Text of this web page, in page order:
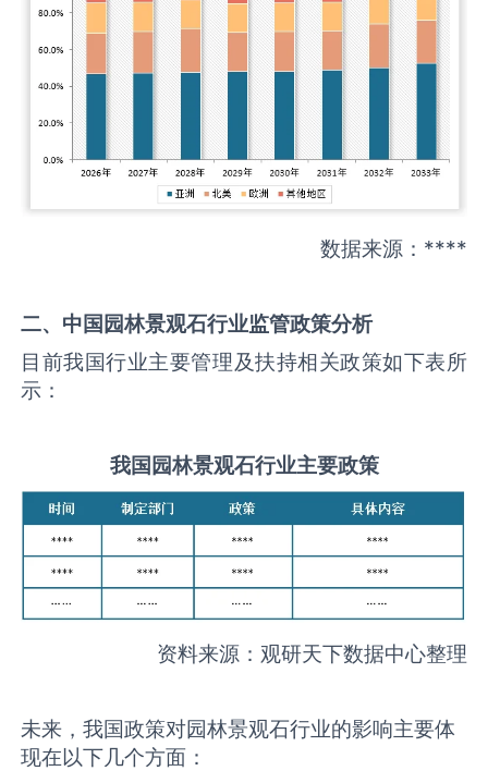
数据来源：****
二、中国园林景观石行业监管政策分析
目前我国行业主要管理及扶持相关政策如下表所
示：
我国 园林景观石行业主要政策
资料来源：观研天下数据中心整理
未来，我国政策对园林景观石行业的影响主要体
现在以下几个方面：